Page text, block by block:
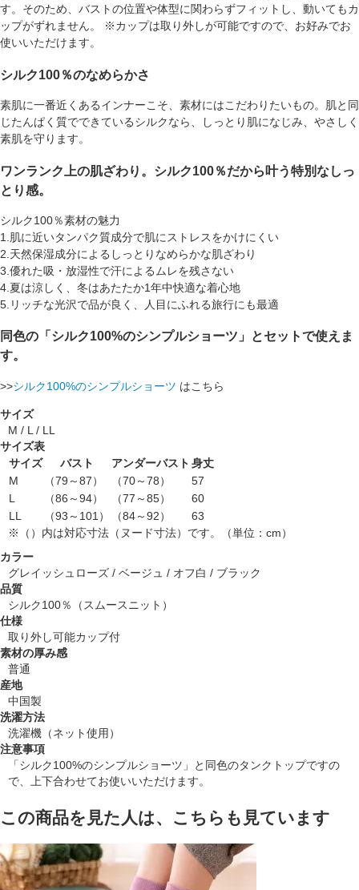
す。そのため、バストの位置や体型に関わらずフィットし、動いてもカ
ップがずれません。 ※カップは取り外しが可能ですので、お好みでお
使いいただけます。
シルク100％のなめらかさ
素肌に一番近くあるインナーこそ、素材にはこだわりたいもの。肌と同
じたんぱく質でできているシルクなら、しっとり肌になじみ、やさしく
素肌を守ります。
ワンランク上の肌ざわり。シルク100％だから叶う特別なしっ
とり感。
シルク100％素材の魅力
1.肌に近いタンパク質成分で肌にストレスをかけにくい
2.天然保湿成分によるしっとりなめらかな肌ざわり
3.優れた吸・放湿性で汗によるムレを残さない
4.夏は涼しく、冬はあたたか1年中快適な着心地
5.リッチな光沢で品が良く、人目にふれる旅行にも最適
同色の「シルク100%のシンプルショーツ」とセットで使えま
す。
>>シルク100%のシンプルショーツ はこちら
サイズ
M / L / LL
サイズ表
サイズ
バスト アンダーバスト 身丈
M
（79～87） （70～78）
57
L
（86～94） （77～85）
60
LL
（93～101） （84～92）
63
※（）内は対応寸法（ヌード寸法）です。（単位：cm）
カラー
グレイッシュローズ / ベージュ / オフ白 / ブラック
品質
シルク100％（スムースニット）
仕様
取り外し可能カップ付
素材の厚み感
普通
産地
中国製
洗濯方法
洗濯機（ネット使用）
注意事項
「シルク100%のシンプルショーツ」と同色のタンクトップですの
で、上下合わせてお使いいただけます。
この商品を見た人は、こちらも見ています